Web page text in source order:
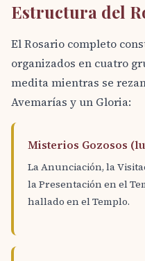
Estructura del
El Rosario completo
organizados en cuatro
medita mientras se
Avemarías y un Gloria:
Misterios Gozosos
La Anunciación, la
la Presentación en el
hallado en el Templo.